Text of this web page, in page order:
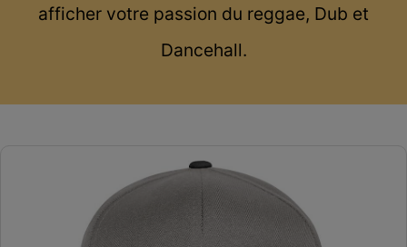
afficher votre passion du reggae, Dub et
Dancehall.